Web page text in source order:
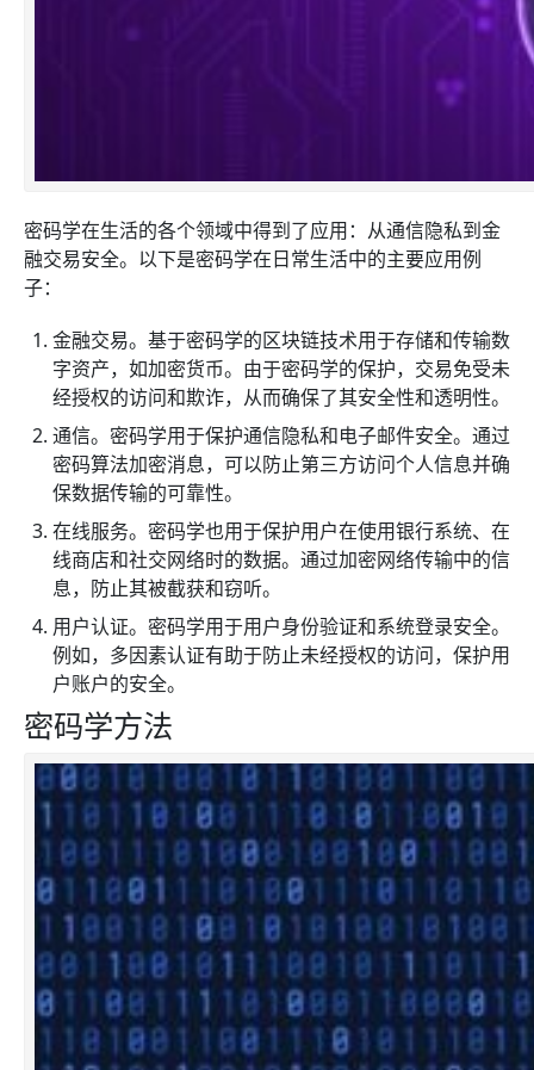
密码学在生活的各个领域中得到了应用：从通信隐私到金
融交易安全。以下是密码学在日常生活中的主要应用例
子：
金融交易。基于密码学的区块链技术用于存储和传输数
字资产，如加密货币。由于密码学的保护，交易免受未
经授权的访问和欺诈，从而确保了其安全性和透明性。
通信。密码学用于保护通信隐私和电子邮件安全。通过
密码算法加密消息，可以防止第三方访问个人信息并确
保数据传输的可靠性。
在线服务。密码学也用于保护用户在使用银行系统、在
线商店和社交网络时的数据。通过加密网络传输中的信
息，防止其被截获和窃听。
用户认证。密码学用于用户身份验证和系统登录安全。
例如，多因素认证有助于防止未经授权的访问，保护用
户账户的安全。
密码学方法